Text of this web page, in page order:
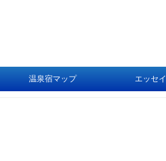
温泉宿マップ エッセイ